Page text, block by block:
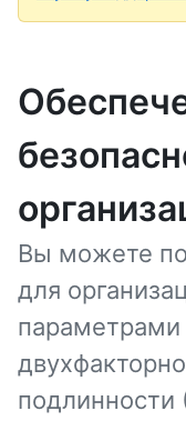
Вы можете
для
параметрами
подлинности